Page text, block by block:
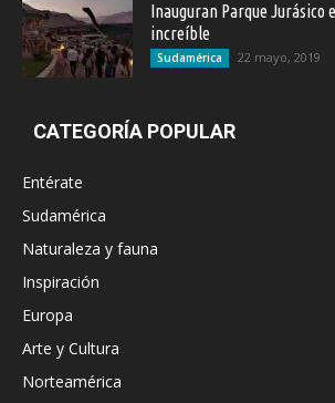
Inauguran Parque Jurásico
increíble
Sudamérica 22 mayo, 2019
CATEGORÍA POPULAR
Entérate
Sudamérica
Naturaleza y fauna
Inspiración
Europa
Arte y Cultura
Norteamérica